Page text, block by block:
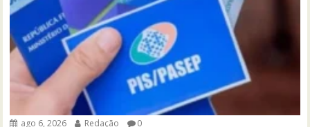
ago 6, 2026 Redação 0